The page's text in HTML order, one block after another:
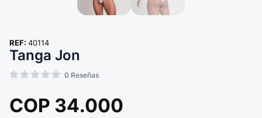
REF: 40114
Tanga Jon
0 Reseñas
COP 34.000